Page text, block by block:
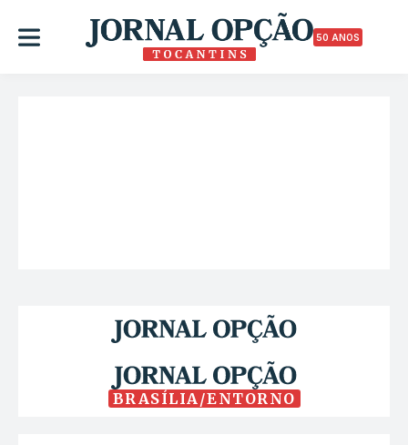
50 ANOS
BRASÍLIA/ENTORNO